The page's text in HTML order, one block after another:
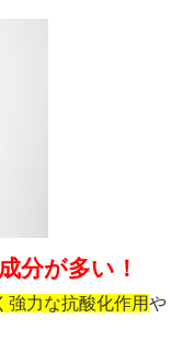
分が多い！
強力な抗酸化作用や